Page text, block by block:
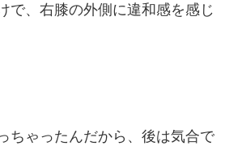
で、右膝の外側に違和感を感じ
ちゃったんだから、後は気合で